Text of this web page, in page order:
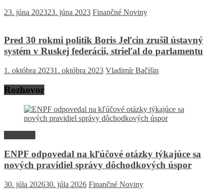
23. júna 202323. júna 2023 Finančné Noviny
Pred 30 rokmi politik Boris Jeľcin zrušil ústavný
systém v Ruskej federácii, strieľal do parlamentu
1. októbra 20231. októbra 2023 Vladimír Bačišin
Rozhovor
ENPF odpovedal na kľúčové otázky týkajúce sa
nových pravidiel správy dôchodkových úspor
30. júla 202630. júla 2026 Finančné Noviny